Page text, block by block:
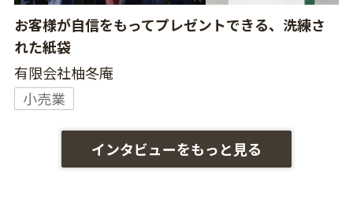
お客様が自信をもってプレゼントできる、洗練さ
れた紙袋
有限会社柚冬庵
小売業
インタビューをもっと見る